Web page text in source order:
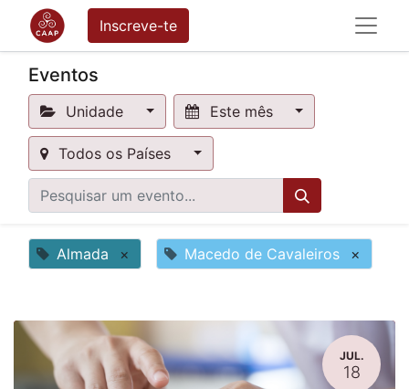
Inscreve-te
Eventos
Unidade Este mês
Todos os Países
Almada × Macedo de Cavaleiros ×
JUL.
18